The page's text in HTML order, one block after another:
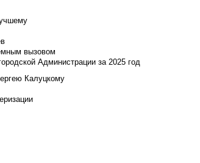
вызовом
Администрации за 2025 год
Калуцкому